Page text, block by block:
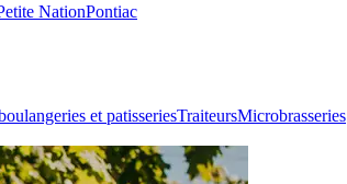
NationPontiac
et patisseriesTraiteursMicrobrasseries